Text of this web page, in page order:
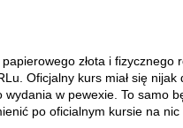
złota i fizycznego
Oficjalny kurs miał się
w pewexie. To samo
po oficialnym kursie na